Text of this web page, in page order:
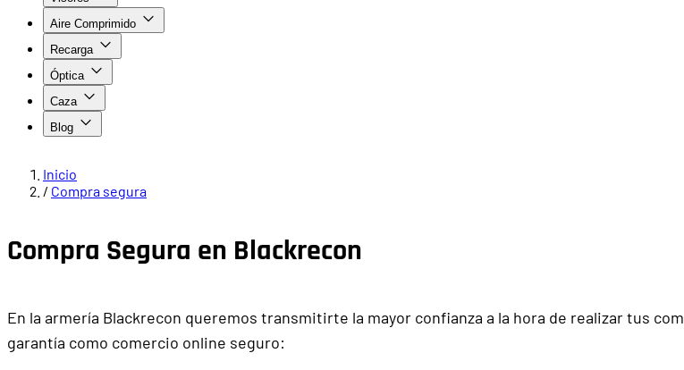
Aire Comprimido
Recarga
Óptica
Caza
Blog
Inicio
/ Compra segura
Compra Segura en Blackrecon
En la armería Blackrecon queremos transmitirte la mayor confianza a la hora de realizar tus
garantía como comercio online seguro: